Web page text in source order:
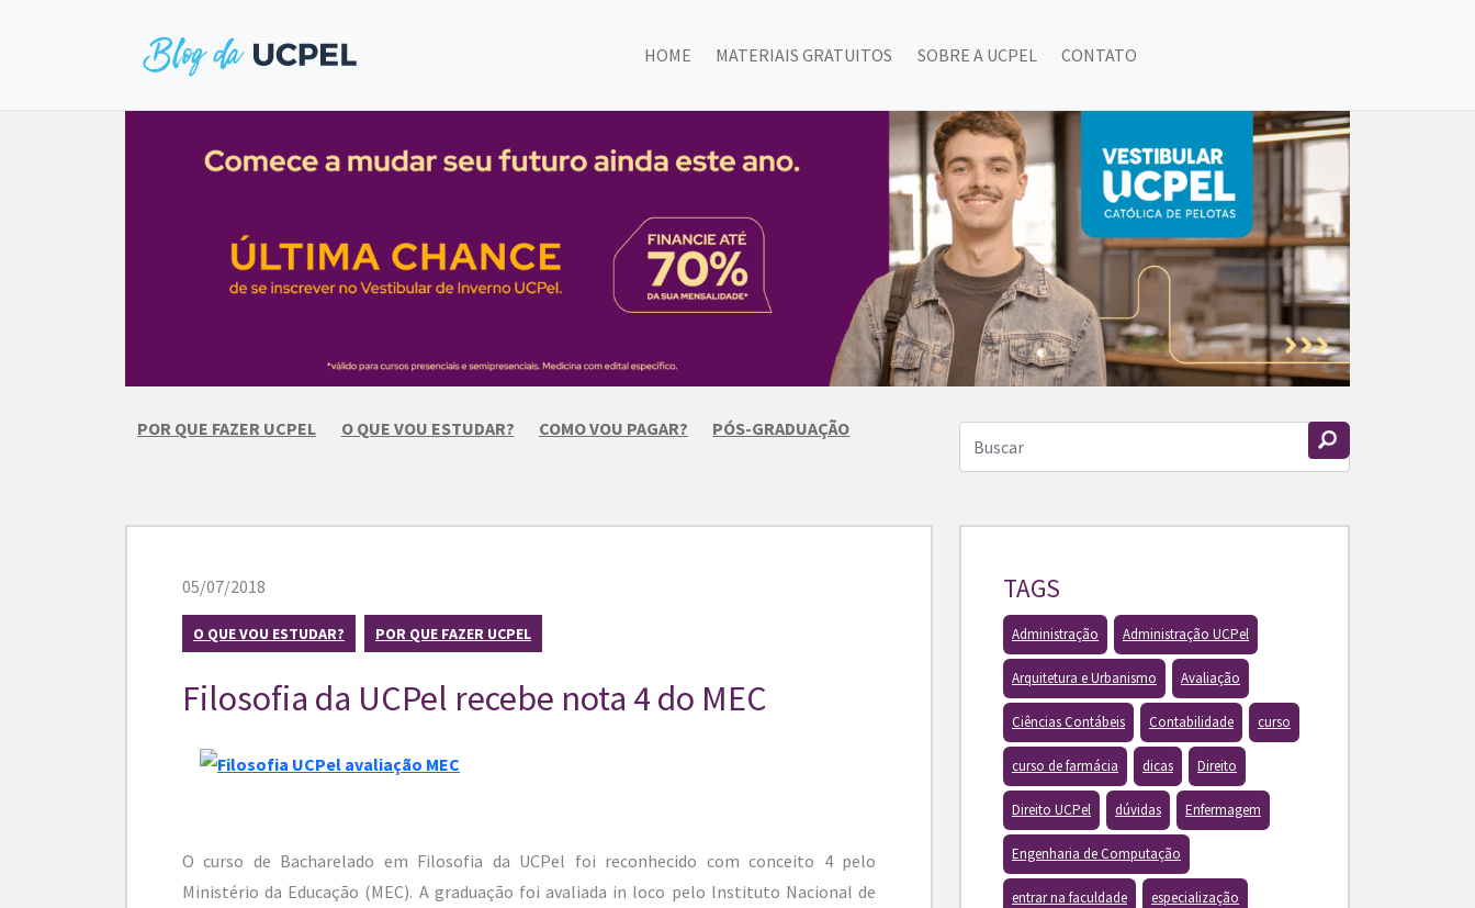
HOME MATERIAIS GRATUITOS SOBRE A UCPEL CONTATO
POR QUE FAZER UCPEL O QUE VOU ESTUDAR? COMO VOU PAGAR? PÓS-GRADUAÇÃO
05/07/2018
O QUE VOU ESTUDAR? POR QUE FAZER UCPEL
Filosofia da UCPel recebe nota 4 do MEC
O curso de Bacharelado em Filosofia da UCPel foi reconhecido com conceito 4 pelo
Ministério da Educação (MEC). A graduação foi avaliada in loco pelo Instituto Nacional de
TAGS
Administração Administração UCPel
Arquitetura e Urbanismo Avaliação
Ciências Contábeis Contabilidade curso
curso de farmácia dicas Direito
Direito UCPel dúvidas Enfermagem
Engenharia de Computação
entrar na faculdade especialização